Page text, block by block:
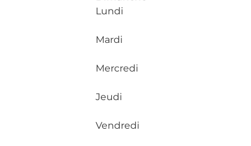
Lundi
Mardi
Mercredi
Jeudi
Vendredi